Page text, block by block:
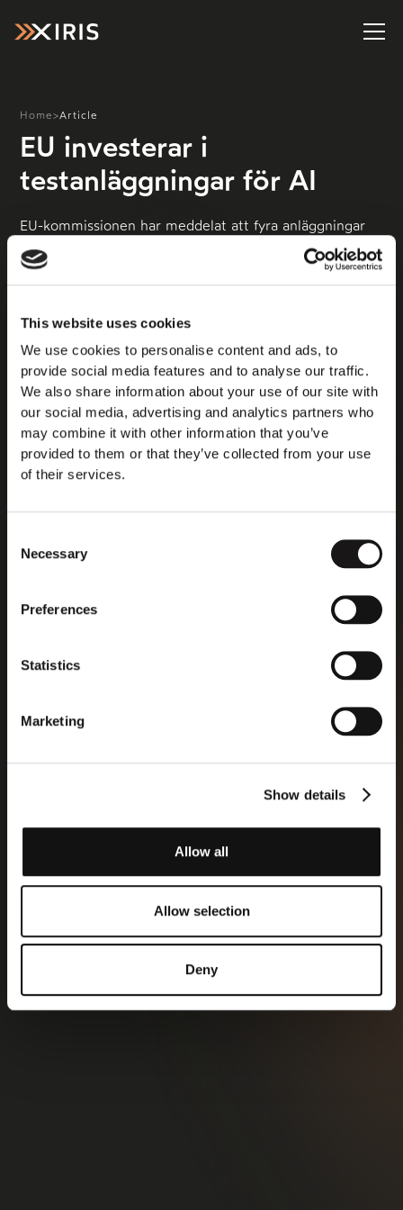
This website uses cookies
We use cookies to personalise content and ads, to
provide social media features and to analyse our traffic.
We also share information about your use of our site with
our social media, advertising and analytics partners who
may combine it with other information that you’ve
provided to them or that they’ve collected from your use
of their services.
Selection
Necessary
Preferences
Statistics
Marketing
Show details
Allow all
Allow selection
Deny
Home>Article
EU investerar i
testanläggningar för AI
EU-kommissionen har meddelat att fyra anläggningar
för tester och utvärdering av artificiell intelligens
kommer att byggas. Arbetet med anläggningarna ska
redan vara igång, och fokus för de olika anläggningarna
tillverkning och smarta städer. Det rapporterar
Computer Sweden. Anläggningarna beräknas kosta
mellan 43 och 65 miljarder euro.
Läs mer